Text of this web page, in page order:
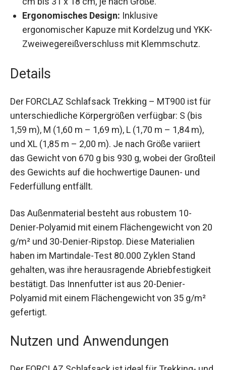
Ergonomisches Design:Inklusive
ergonomischer Kapuze mit Kordelzug und
YKK-Zweiwegereißverschluss mit
Klemmschutz.
Details
Der FORCLAZ Schlafsack Trekking – MT900 ist
für unterschiedliche Körpergrößen verfügbar: S
(bis 1,59 m), M (1,60 m – 1,69 m), L (1,70 m – 1,84
m), und XL (1,85 m – 2,00 m). Je nach Größe
variiert das Gewicht von 670 g bis 930 g, wobei
der Großteil des Gewichts auf die hochwertige
Daunen- und Federfüllung entfällt.
Das Außenmaterial besteht aus robustem 10-
Denier-Polyamid mit einem Flächengewicht von
20 g/m² und 30-Denier-Ripstop. Diese Materialien
haben im Martindale-Test 80.000 Zyklen Stand
gehalten, was ihre herausragende
Abriebfestigkeit bestätigt. Das Innenfutter ist aus
20-Denier-Polyamid mit einem Flächengewicht
von 35 g/m² gefertigt.
Nutzen und Anwendungen